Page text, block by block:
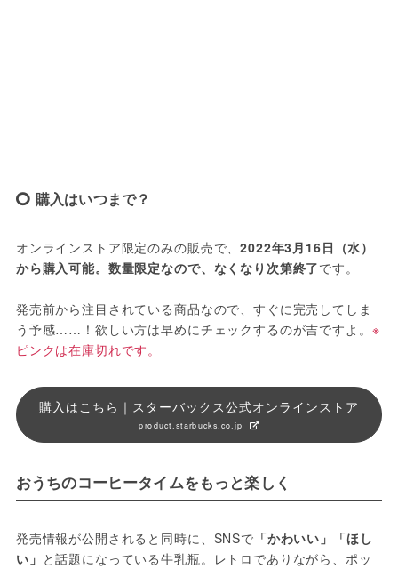
購入はいつまで？
オンラインストア限定のみの販売で、2022年3月16日（水）
から購入可能。数量限定なので、なくなり次第終了です。
発売前から注目されている商品なので、すぐに完売してしま
う予感……！欲しい方は早めにチェックするのが吉ですよ。 ※
ピンクは在庫切れです。
購入はこちら｜スターバックス公式オンラインストア
product.starbucks.co.jp
おうちのコーヒータイムをもっと楽しく
発売情報が公開されると同時に、SNSで 「かわいい」「ほし
い」 と話題になっている牛乳瓶。レトロでありながら、ポッ